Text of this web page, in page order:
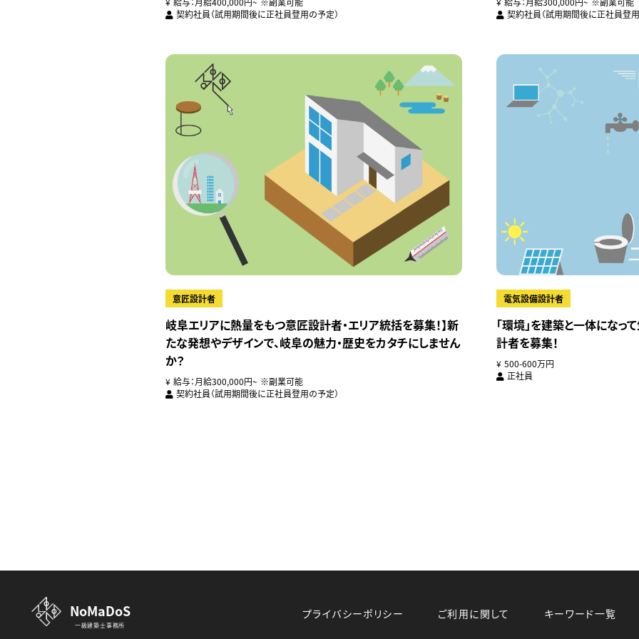
契約社員（試用期間後に正社員登用の予定）
契約社員（試用期間後に正社員登
意匠設計者
岐阜エリアに熱量をもつ意匠設計者・エリア統括を募集！】新
たな発想やデザインで、岐阜の魅力・歴史をカタチにしません
か？
給与：月給300,000円~ ※副業可能
契約社員（試用期間後に正社員登用の予定）
電気設備設計者
「環境」を建築と一体にな
計者を募集！
500-600万円
正社員
NoMaDoS
一級建築士事務所
プライバシーポリシー ご利用に関して キーワード一覧